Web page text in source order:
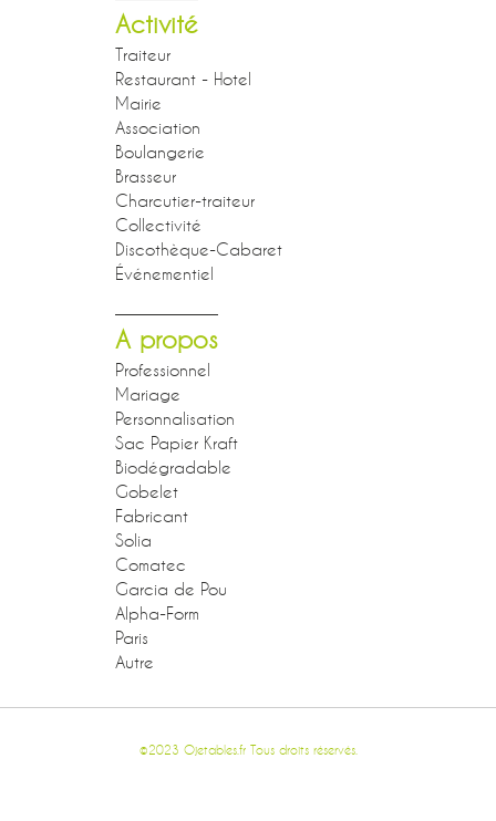
Activité
Traiteur
Restaurant - Hotel
Mairie
Association
Boulangerie
Brasseur
Charcutier-traiteur
Collectivité
Discothèque-Cabaret
Événementiel
A propos
Professionnel
Mariage
Personnalisation
Sac Papier Kraft
Biodégradable
Gobelet
Fabricant
Solia
Comatec
Garcia de Pou
Alpha-Form
Paris
Autre
©2023 Ojetables.fr Tous droits réservés.